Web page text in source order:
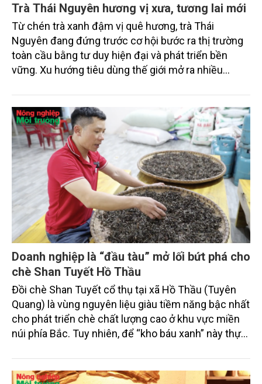
Trà Thái Nguyên hương vị xưa, tương lai mới
Từ chén trà xanh đậm vị quê hương, trà Thái
Nguyên đang đứng trước cơ hội bước ra thị trường
toàn cầu bằng tư duy hiện đại và phát triển bền
vững. Xu hướng tiêu dùng thế giới mở ra nhiều
lợi và trải nghiệm văn hóa trà. Muốn nâng tầm giá trị,
trà Thái Nguyên cần đầu tư chế biến sâu, xây dựng
thương hiệu xanh và kể câu chuyện văn hóa bản
địa. Lễ hội Trà quốc tế sẽ là cầu nối để đưa “linh hồn
xanh của Việt Nam” đến với bạn bè năm châu.
Doanh nghiệp là “đầu tàu” mở lối bứt phá cho
chè Shan Tuyết Hồ Thầu
Đồi chè Shan Tuyết cổ thụ tại xã Hồ Thầu (Tuyên
Quang) là vùng nguyên liệu giàu tiềm năng bậc nhất
cho phát triển chè chất lượng cao ở khu vực miền
núi phía Bắc. Tuy nhiên, để “kho báu xanh” này thực
đại diện Công ty TNHH Dịch vụ Nông nghiệp Hồ
Thầu, doanh nghiệp đóng vai trò then chốt, giữ vị trí